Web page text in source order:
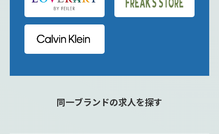
同一ブランドの求人を探す